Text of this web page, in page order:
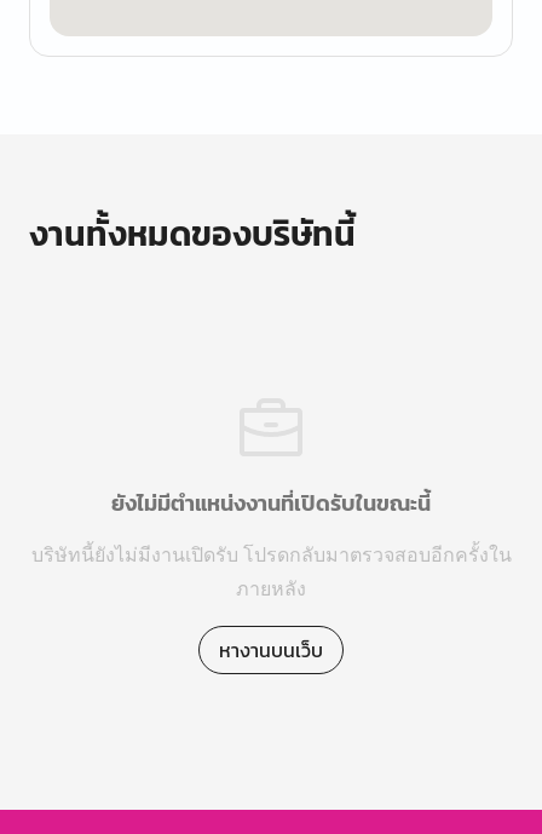
งานทั้งหมดของบริษัทนี้
ยังไม่มีตำแหน่งงานที่เปิดรับในขณะนี้
บริษัทนี้ยังไม่มีงานเปิดรับ โปรดกลับมาตรวจสอบอีกครั้งใน
ภายหลัง
หางานบนเว็บ